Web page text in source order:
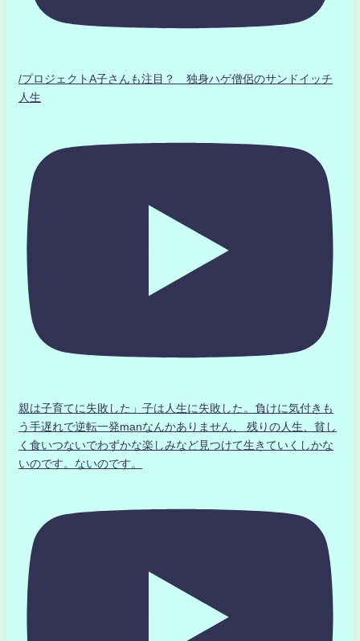
/プロジェクトA子さんも注目？ 独身ハゲ僧侶のサンドイッチ
人生
親は子育てに失敗した」子は人生に失敗した。負けに気付きも
う手遅れで逆転一発manなんかありません、 残りの人生、貧し
く食いつないでわずかな楽しみなど見つけて生きていくしかな
いのです。ないのです。